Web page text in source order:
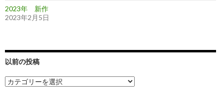
2023年 新作
2023年2月5日
以前の投稿
以
前